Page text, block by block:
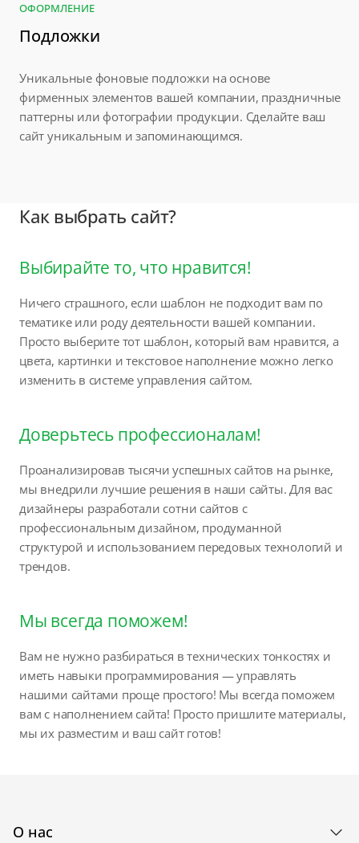
ОФОРМЛЕНИЕ
Подложки
Уникальные фоновые подложки на основе
фирменных элементов вашей компании, праздничные
паттерны или фотографии продукции. Сделайте ваш
сайт уникальным и запоминающимся.
Как выбрать сайт?
Выбирайте то, что нравится!
Ничего страшного, если шаблон не подходит вам по
тематике или роду деятельности вашей компании.
Просто выберите тот шаблон, который вам нравится, а
цвета, картинки и текстовое наполнение можно легко
изменить в системе управления сайтом.
Доверьтесь профессионалам!
Проанализировав тысячи успешных сайтов на рынке,
мы внедрили лучшие решения в наши сайты. Для вас
дизайнеры разработали сотни сайтов с
профессиональным дизайном, продуманной
структурой и использованием передовых технологий и
трендов.
Мы всегда поможем!
Вам не нужно разбираться в технических тонкостях и
иметь навыки программирования — управлять
нашими сайтами проще простого! Мы всегда поможем
вам с наполнением сайта! Просто пришлите материалы,
мы их разместим и ваш сайт готов!
О нас